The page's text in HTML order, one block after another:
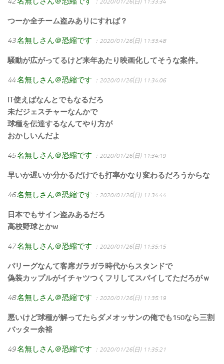
：2020/01/26(日) 11:33:34
つーか全チーム盗みありにすれば？
43名無しさん＠恐縮です ：2020/01/26(日) 11:33:48
騒動が広がってるけど来年あたり映画化してそうな案件。
44名無しさん＠恐縮です ：2020/01/26(日) 11:34:06
IT使えばなんとでもなるだろ
未だジェスチャーなんかで
球種を伝達するなんてやり方が
おかしいんだよ
45名無しさん＠恐縮です ：2020/01/26(日) 11:34:19
早いか遅いか分かるだけでも打率かなり変わるだろうからな
46名無しさん＠恐縮です ：2020/01/26(日) 11:34:44
日本でもサイン盗みあるだろ
高校野球とかw
47名無しさん＠恐縮です ：2020/01/26(日) 11:35:15
パリーグなんて客席ガラガラ時代からスタンドで
偽装カップルがイチャツつくフリしてスパイしてただろがｗ
48名無しさん＠恐縮です ：2020/01/26(日) 11:35:19
悪いけど球種が解ってたらダメオッサンの俺でも150なら三割
バッター余裕
49名無しさん＠恐縮です ：2020/01/26(日) 11:35:21